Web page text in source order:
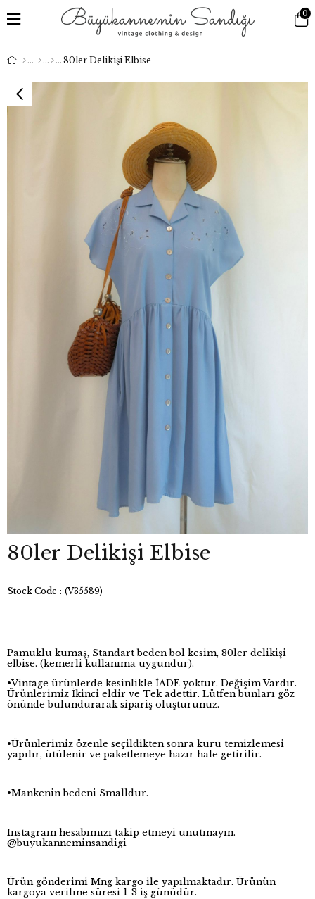
0
80ler Delikişi Elbise
80ler Delikişi Elbise
Stock Code (V35589)
Pamuklu kumaş, Standart beden bol kesim, 80ler delikişi
elbise. (kemerli kullanıma uygundur).
•Vintage ürünlerde kesinlikle İADE yoktur. Değişim Vardır.
Ürünlerimiz İkinci eldir ve Tek adettir. Lütfen bunları göz
önünde bulundurarak sipariş oluşturunuz.
•Ürünlerimiz özenle seçildikten sonra kuru temizlemesi
yapılır, ütülenir ve paketlemeye hazır hale getirilir.
•Mankenin bedeni Smalldur.
Instagram hesabımızı takip etmeyi unutmayın.
@buyukanneminsandigi
Ürün gönderimi Mng kargo ile yapılmaktadır. Ürünün
kargoya verilme süresi 1-3 iş günüdür.